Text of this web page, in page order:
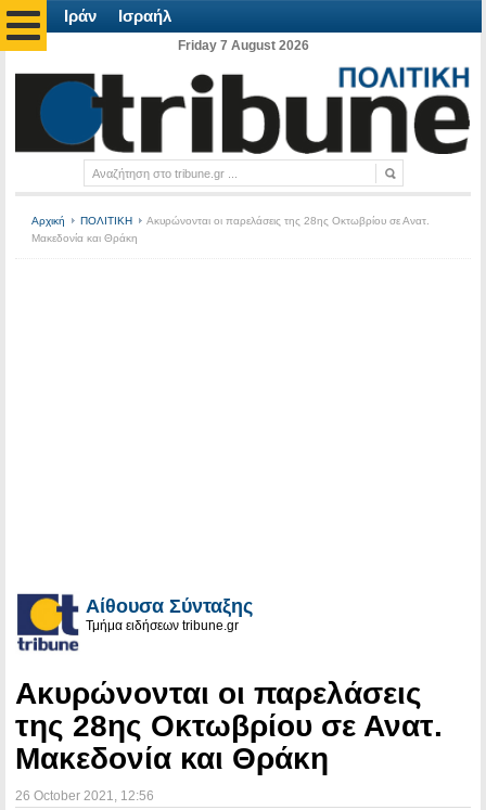
Ιράν Ισραήλ
Friday 7 August 2026
Αρχική ΠΟΛΙΤΙΚΗ
Ακυρώνονται οι παρελάσεις της 28ης Οκτωβρίου σε Ανατ.
Μακεδονία και Θράκη
Αίθουσα Σύνταξης
Τμήμα ειδήσεων tribune.gr
Ακυρώνονται οι παρελάσεις
της 28ης Οκτωβρίου σε Ανατ.
Μακεδονία και Θράκη
26 October 2021 , 12:56